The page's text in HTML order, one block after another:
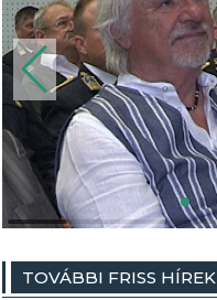
TOVÁBBI FRISS HÍREK